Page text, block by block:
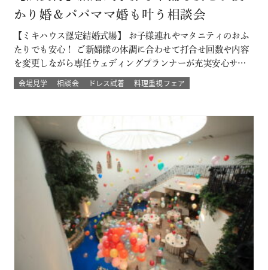
かり婚＆パパママ婚も叶う相談会
【ミキハウス認定結婚式場】 お子様連れやマタニティのおふ
たりでも安心！ ご新婦様の体調に合わせて打合せ回数や内容
を変更しながら専任ウェディングプランナーが充実安心サポ
ート 授かり婚のカップルもパパママ婚のカップルが不安な部
分をすべて解消 必要なベビー用品やお部屋などもすべて結婚
ピー♪ 新しく人気の春婚プ…
会場見学 相談会 ドレス試着 料理重視フェア